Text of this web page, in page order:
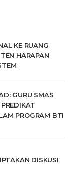
KE RUANG
HARAPAN
GURU SMAS
PROGRAM BTI
DISKUSI